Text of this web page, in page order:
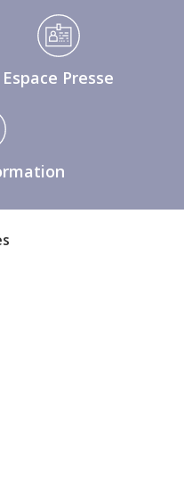
Espace Presse